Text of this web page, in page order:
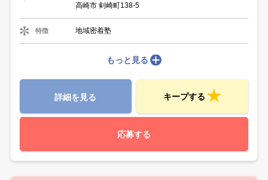
高崎市 剣崎町138-5
特徴 地域密着塾
もっと見る
詳細を見る キープする
応募する